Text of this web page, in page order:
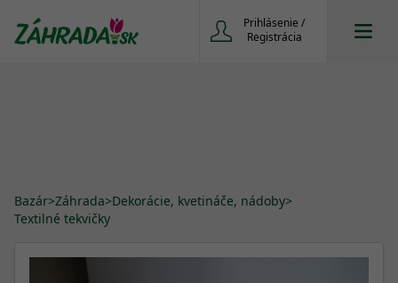
Prihlásenie /
Registrácia
Bazár>Záhrada>Dekorácie, kvetináče, nádoby>
Textilné tekvičky